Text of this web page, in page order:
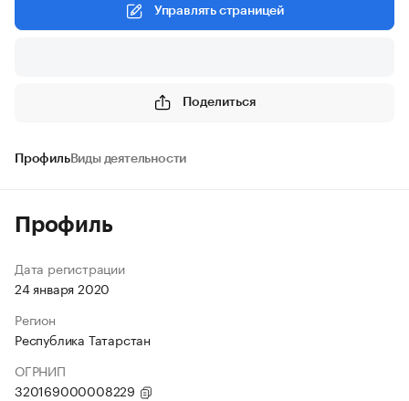
Управлять страницей
Поделиться
ПрофильВиды деятельности
Профиль
Дата регистрации
24 января 2020
Регион
Республика Татарстан
ОГРНИП
320169000008229